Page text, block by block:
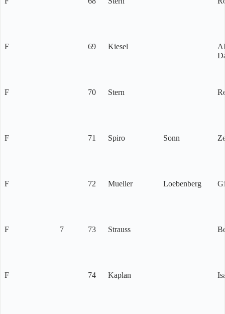
F 69 Kiesel
F 70 Stern
F 71 Spiro Sonn
F 72 Mueller Loebenberg
F 7 73 Strauss
F 74 Kaplan